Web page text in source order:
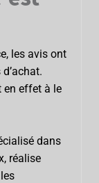
les avis ont
en effet à le
dans
réalise